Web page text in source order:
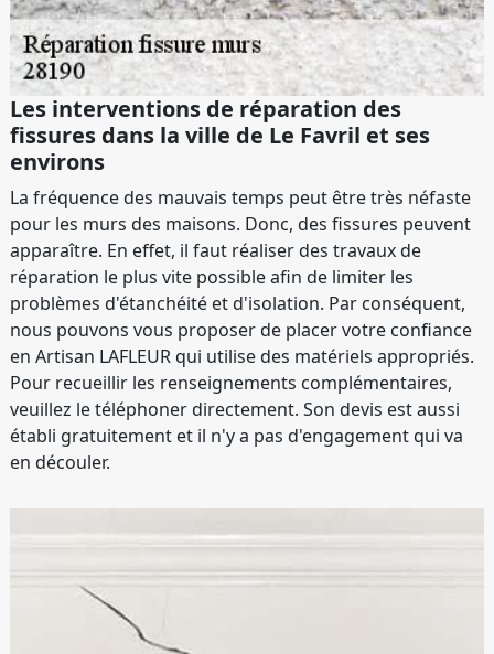
Les interventions de réparation des
fissures dans la ville de Le Favril et ses
environs
La fréquence des mauvais temps peut être très néfaste
pour les murs des maisons. Donc, des fissures peuvent
apparaître. En effet, il faut réaliser des travaux de
réparation le plus vite possible afin de limiter les
problèmes d'étanchéité et d'isolation. Par conséquent,
nous pouvons vous proposer de placer votre confiance
en Artisan LAFLEUR qui utilise des matériels appropriés.
Pour recueillir les renseignements complémentaires,
veuillez le téléphoner directement. Son devis est aussi
établi gratuitement et il n'y a pas d'engagement qui va
en découler.